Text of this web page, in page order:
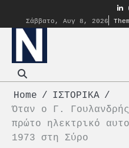
content
Σάββατο, Αυγ 8, 2026
Home
ΙΣΤΟΡΙΚΑ
Όταν ο Γ.
πρώτο ηλεκτρικό
1973 στη Σύρο